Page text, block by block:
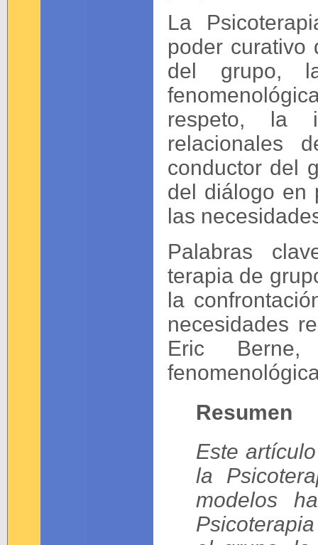
La
poder curativo
del grupo,
respeto, la
relacionales
conductor del
del diálogo en
las
Palabras
terapia de
la
necesidades
Eric
Resumen
Este
la
modelos